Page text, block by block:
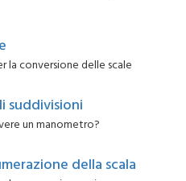
la conversione delle scale
suddivisioni
un manometro?
della scala